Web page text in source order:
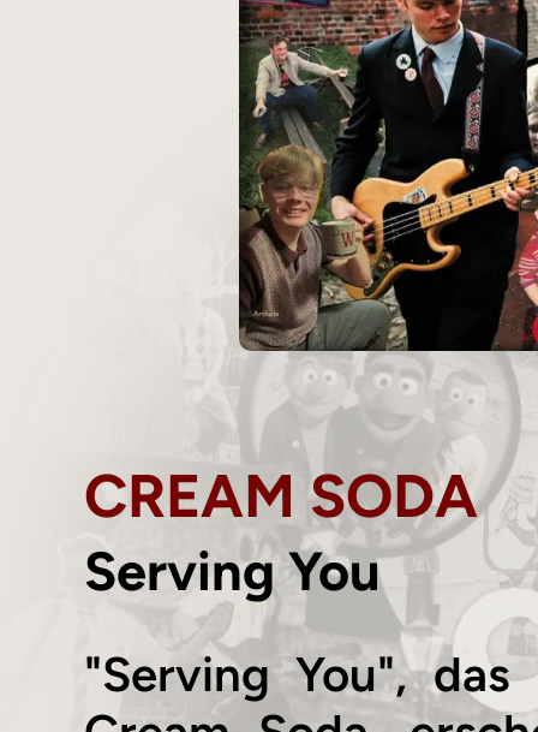
CREAM SODA
Serving You
"Serving You",